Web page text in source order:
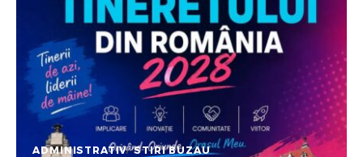
ADMINISTRATIV STIRI BUZAU